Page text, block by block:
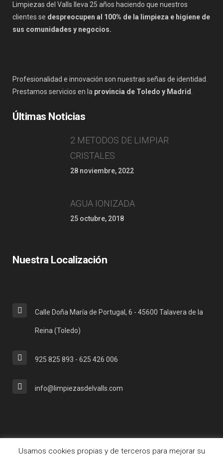
Limpiezas del Valls lleva 25 años haciendo que nuestros
clientes se despreocupen al 100% de la limpieza e higiene de
sus comunidades y negocios.
Profesionalidad e innovación son nuestras señas de identidad.
Prestamos servicios en la provincia de Toledo y Madrid
Últimas Noticias
2 METODOS DE LIMPIAR
CRISTALES
28 noviembre, 2022
AGUA IONIZADA
25 octubre, 2018
Nuestra Localización
Calle Doña María de Portugal, 6 - 45600 Talavera de la
Reina (Toledo)
925 825 893 - 625 426 006
info@limpiezasdelvalls.com
Usamos cookies propias y de terceros para mejorar su